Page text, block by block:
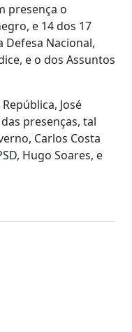
presença o
e 14 dos 17
Nacional,
e o dos Assuntos
José
presenças, tal
Carlos Costa
Hugo Soares, e